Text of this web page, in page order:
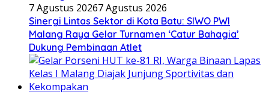
7 Agustus 20267 Agustus 2026
Sinergi Lintas Sektor di Kota Batu: SIWO PWI
Malang Raya Gelar Turnamen ‘Catur Bahagia’
Dukung Pembinaan Atlet